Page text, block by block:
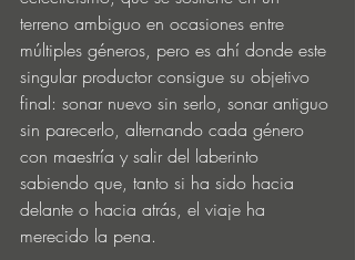
terreno ambiguo en ocasiones entre
múltiples géneros, pero es ahí donde este
singular productor consigue su objetivo
final: sonar nuevo sin serlo, sonar antiguo
sin parecerlo, alternando cada género
con maestría y salir del laberinto
sabiendo que, tanto si ha sido hacia
delante o hacia atrás, el viaje ha
merecido la pena.